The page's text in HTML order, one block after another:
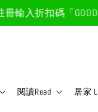
入折扣碼「
閱讀Read 居家